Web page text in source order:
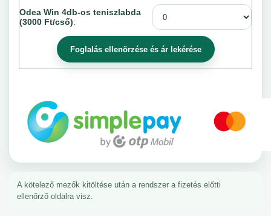
Odea Win 4db-os teniszlabda
(3000 Ft/cső):
A kötelező mezők kitöltése után a rendszer a fizetés előtti
ellenőrző oldalra visz.